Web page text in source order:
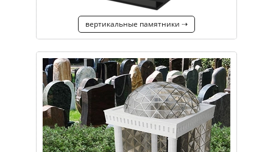
вертикальные памятники ⇢